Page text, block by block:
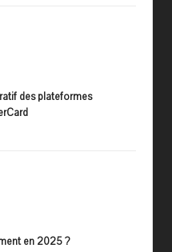
des plateformes
en 2025 ?